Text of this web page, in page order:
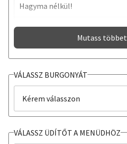
Hagyma nélkül!
Uborka nélkül!
Paradicsom nélkül!
Káposzta nélkül!
Saláta nélkül!
Szósz nélkül!
Mutass többet
VÁLASSZ BURGONYÁT
VÁLASSZ ÜDÍTŐT A MENÜDHÖZ